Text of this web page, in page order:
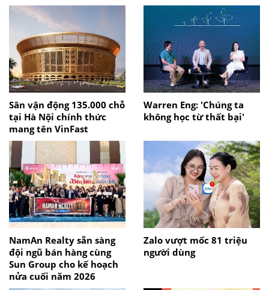
Sân vận động 135.000 chỗ
tại Hà Nội chính thức
mang tên VinFast
Warren Eng: 'Chúng ta
không học từ thất bại'
NamAn Realty sẵn sàng
đội ngũ bán hàng cùng
Sun Group cho kế hoạch
nửa cuối năm 2026
Zalo vượt mốc 81 triệu
người dùng